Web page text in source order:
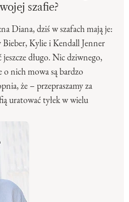
szafie?
Diana, dziś w szafach mają je:
Kylie i Kendall Jenner
długo. Nic dziwnego,
o nich mowa są bardzo
że – przepraszamy za
uratować tyłek w wielu